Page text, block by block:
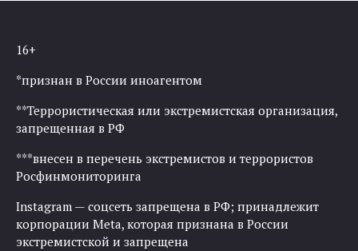
16+
*признан в России иноагентом
**Террористическая или экстремистская организация,
запрещенная в РФ
***внесен в перечень экстремистов и террористов
Росфинмониторинга
Instagram — соцсеть запрещена в РФ; принадлежит
корпорации Meta, которая признана в России
экстремистской и запрещена